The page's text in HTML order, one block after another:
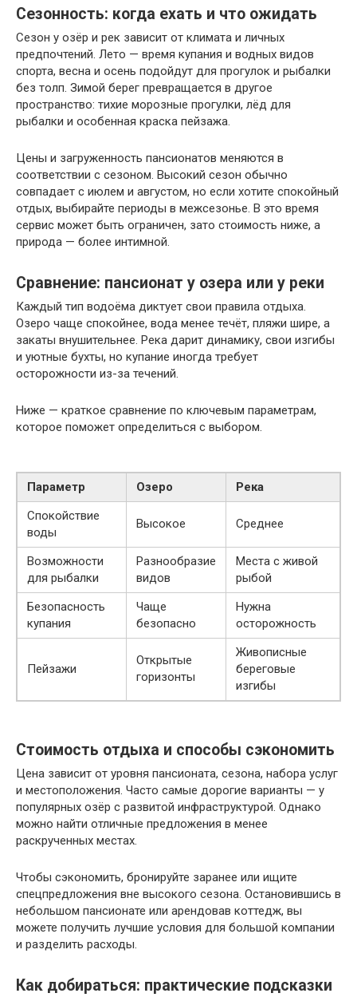
Сезонность: когда ехать и что ожидать
Сезон у озёр и рек зависит от климата и личных
предпочтений. Лето — время купания и водных видов
спорта, весна и осень подойдут для прогулок и рыбалки
без толп. Зимой берег превращается в другое
пространство: тихие морозные прогулки, лёд для
рыбалки и особенная краска пейзажа.
Цены и загруженность пансионатов меняются в
соответствии с сезоном. Высокий сезон обычно
совпадает с июлем и августом, но если хотите спокойный
отдых, выбирайте периоды в межсезонье. В это время
сервис может быть ограничен, зато стоимость ниже, а
природа — более интимной.
Сравнение: пансионат у озера или у реки
Каждый тип водоёма диктует свои правила отдыха.
Озеро чаще спокойнее, вода менее течёт, пляжи шире, а
закаты внушительнее. Река дарит динамику, свои изгибы
и уютные бухты, но купание иногда требует
осторожности из-за течений.
Ниже — краткое сравнение по ключевым параметрам,
которое поможет определиться с выбором.
Параметр Озеро
Река
Спокойствие
воды
Высокое Среднее
Возможности
для рыбалки
Разнообразие
видов
Места с живой
рыбой
Безопасность
купания
Чаще
безопасно
Нужна
осторожность
Пейзажи
Открытые
горизонты
Живописные
береговые
изгибы
Стоимость отдыха и способы сэкономить
Цена зависит от уровня пансионата, сезона, набора услуг
и местоположения. Часто самые дорогие варианты — у
популярных озёр с развитой инфраструктурой. Однако
можно найти отличные предложения в менее
раскрученных местах.
Чтобы сэкономить, бронируйте заранее или ищите
спецпредложения вне высокого сезона. Остановившись в
небольшом пансионате или арендовав коттедж, вы
можете получить лучшие условия для большой компании
и разделить расходы.
Как добираться: практические подсказки